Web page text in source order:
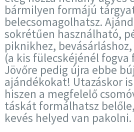
bármilyen formájú
belecsomagolhatsz.
sokrétűen használható,
piknikhez,
(a kis fülecskéjénél
Jövőre pedig újra ebbe
ajándékokat! Utazáskor
hiszen a megfelelő
táskát formálhatsz
kevés helyed van pakolni.